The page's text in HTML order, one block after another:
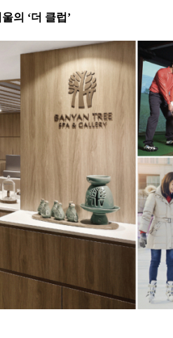
의 ‘더 클럽’